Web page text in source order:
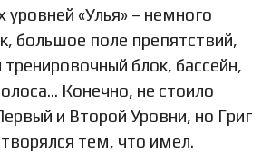
уровней «Улья» – немного
большое поле препятствий,
блок, бассейн,
Конечно, не стоило
и Второй Уровни, но Григ
тем, что имел.